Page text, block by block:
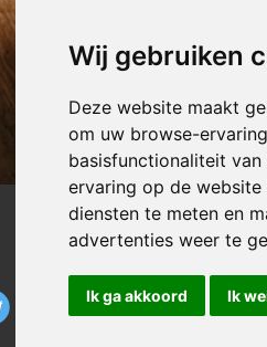
Wij gebruiken
Deze website maakt
om uw browse-
basisfunctionaliteit
ervaring op de website
diensten te meten en
advertenties weer te
Ik ga akkoord Ik